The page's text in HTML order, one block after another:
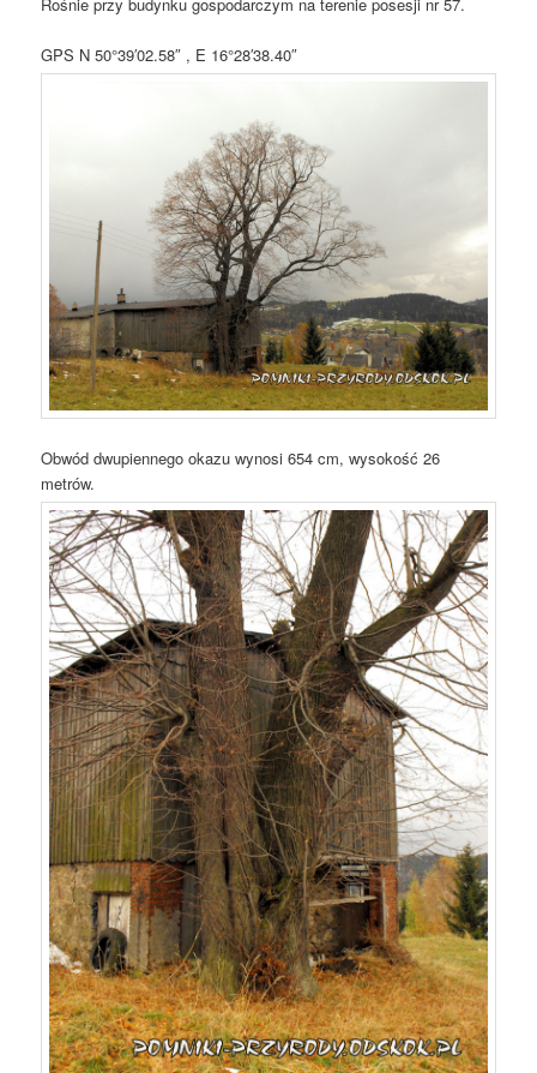
GPS N 50°39′02.58″ , E 16°28′38.40″
Obwód dwupiennego okazu wynosi 654 cm, wysokość 26
metrów.